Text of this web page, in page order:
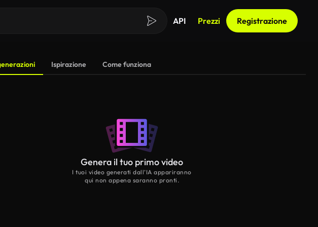
API Prezzi Registrazione
Ispirazione Come funziona
Genera il tuo primo video
I tuoi video generati dall’IA appariranno
qui non appena saranno pronti.